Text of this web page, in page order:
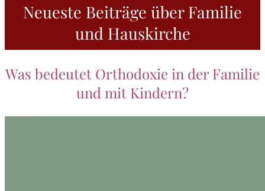
Neueste Beiträge über Familie
und Hauskirche
Was bedeutet Orthodoxie in der Familie
und mit Kindern?